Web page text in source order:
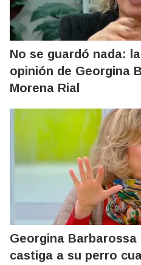
No se guardó nada:
opinión de Georgina
Morena Rial
Georgina
castiga a su perro